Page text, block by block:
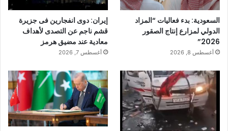
السعودية: بدء فعاليات “المزاد
الدولي لمزارع إنتاج الصقور
2026”
أغسطس 8, 2026
إيران: دوى انفجارين فى جزيرة
قشم ناجم عن التصدى لأهداف
معادية عند مضيق هرمز
أغسطس 7, 2026